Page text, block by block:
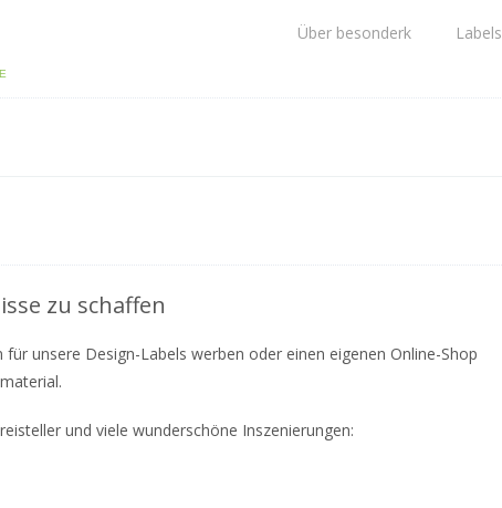
Über besonderk Labels
zu schaffen
unsere Design-Labels werben oder einen eigenen Online-Shop
und viele wunderschöne Inszenierungen: